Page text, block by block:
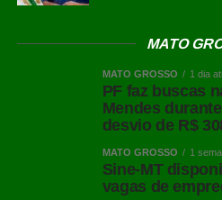
MATO
MATO GROSSO 1 dia
PF faz buscas
Mendes
desvio de R$
MATO GROSSO 1
Sine-MT
vagas de